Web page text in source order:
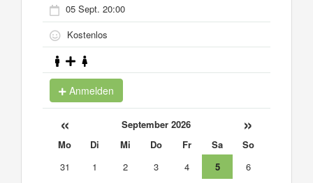
05 Sept. 20:00
Kostenlos
Anmelden
« September 2026 »
Mo Di Mi Do Fr Sa
So
31
1 2 3 4 5
6